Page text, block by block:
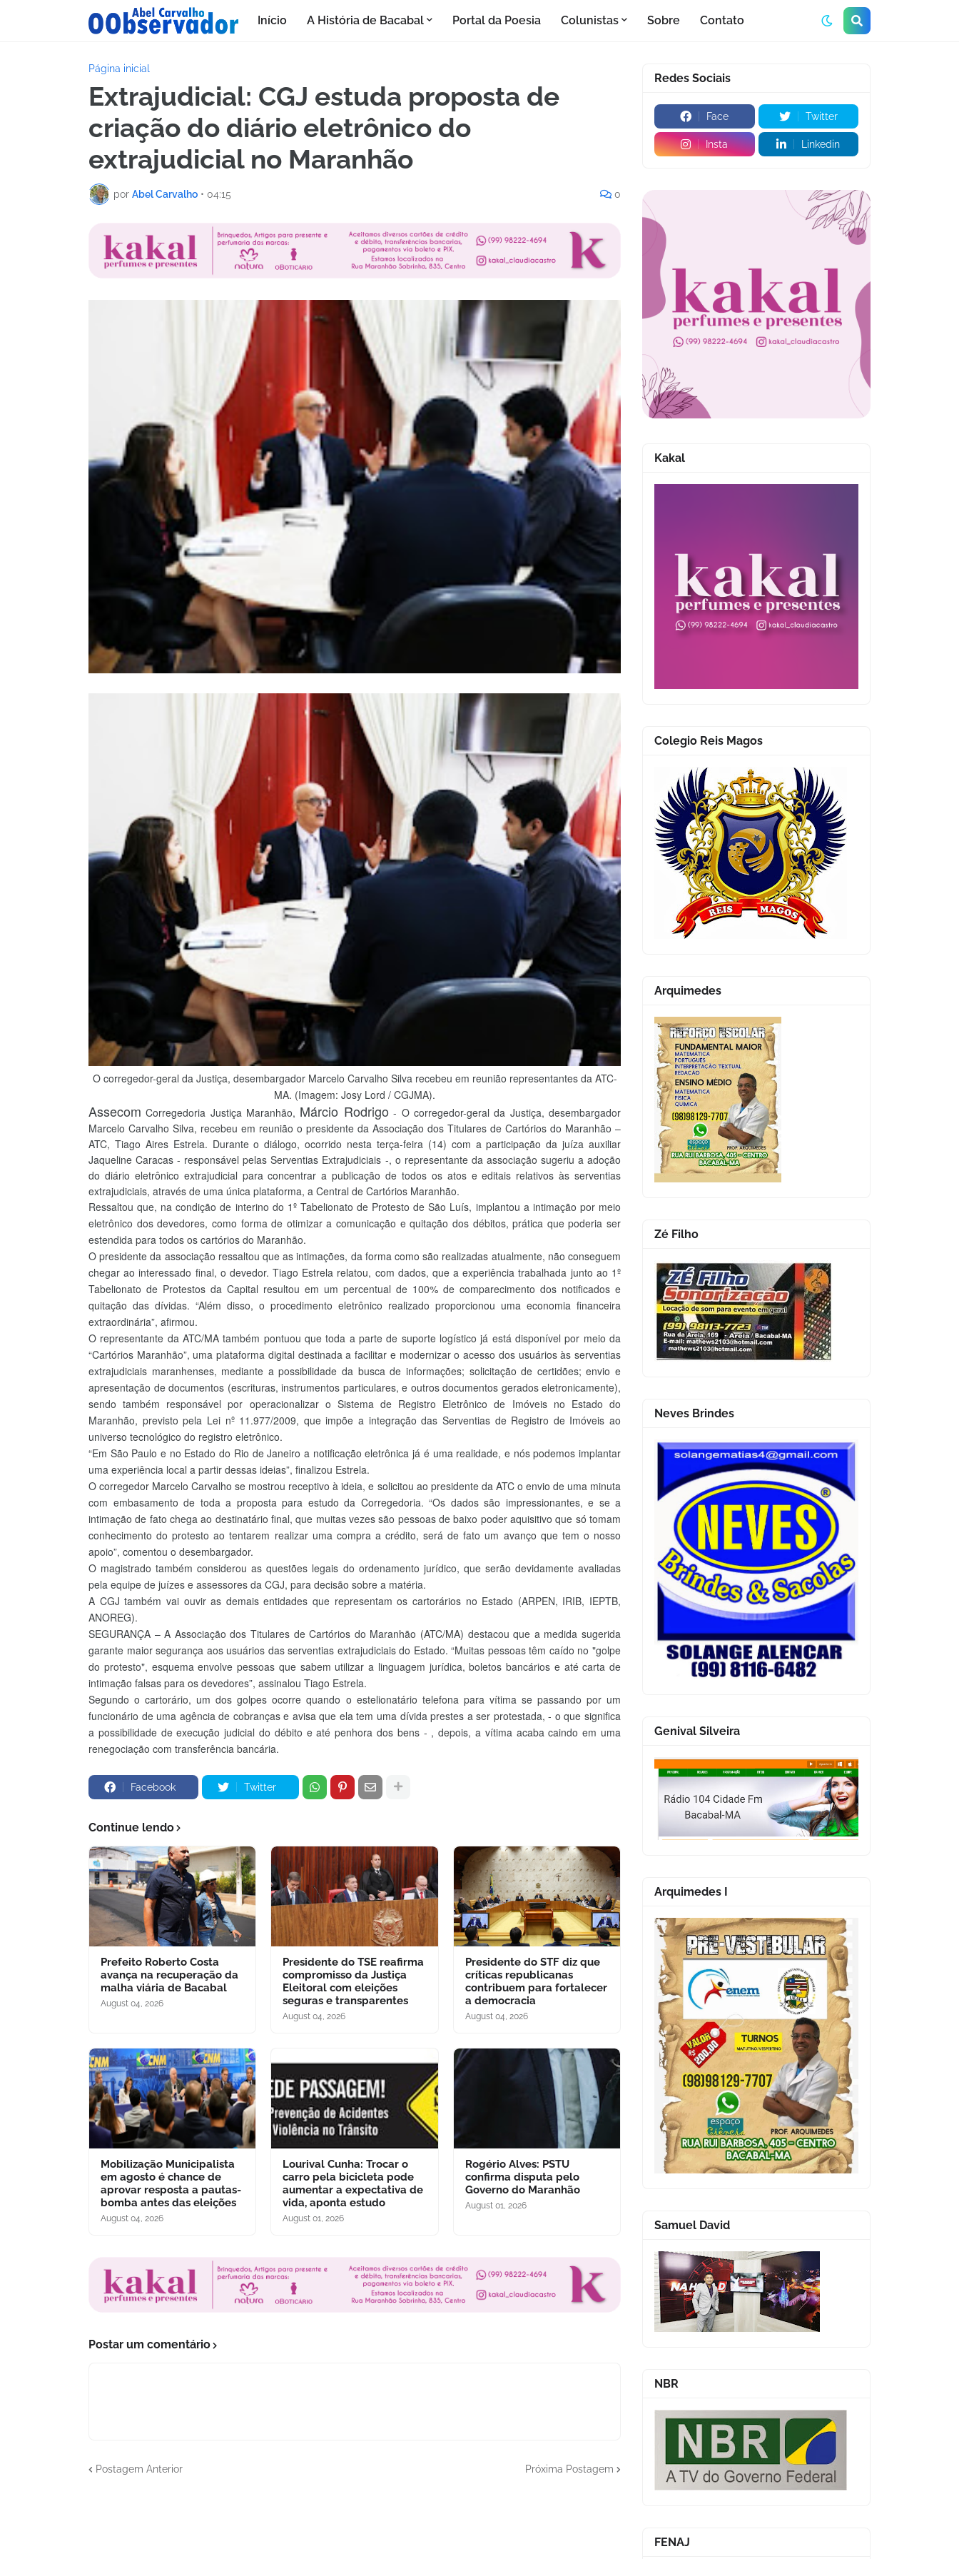
Início A História de Bacabal Portal da Poesia Colunistas Sobre Contato
Página inicial
Extrajudicial: CGJ estuda proposta de
criação do diário eletrônico do
extrajudicial no Maranhão
por Abel Carvalho • 04:15 0
O corregedor-geral da Justiça, desembargador Marcelo Carvalho Silva recebeu em reunião representantes da ATC-
MA. (Imagem: Josy Lord / CGJMA).
Assecom Corregedoria Justiça Maranhão, Márcio Rodrigo - O corregedor-geral da Justiça, desembargador
Marcelo Carvalho Silva, recebeu em reunião o presidente da Associação dos Titulares de Cartórios do Maranhão –
ATC, Tiago Aires Estrela. Durante o diálogo, ocorrido nesta terça-feira (14) com a participação da juíza auxiliar
Jaqueline Caracas - responsável pelas Serventias Extrajudiciais -, o representante da associação sugeriu a adoção
do diário eletrônico extrajudicial para concentrar a publicação de todos os atos e editais relativos às serventias
extrajudiciais, através de uma única plataforma, a Central de Cartórios Maranhão.
Ressaltou que, na condição de interino do 1º Tabelionato de Protesto de São Luís, implantou a intimação por meio
eletrônico dos devedores, como forma de otimizar a comunicação e quitação dos débitos, prática que poderia ser
estendida para todos os cartórios do Maranhão.
O presidente da associação ressaltou que as intimações, da forma como são realizadas atualmente, não conseguem
chegar ao interessado final, o devedor. Tiago Estrela relatou, com dados, que a experiência trabalhada junto ao 1º
Tabelionato de Protestos da Capital resultou em um percentual de 100% de comparecimento dos notificados e
quitação das dívidas. “Além disso, o procedimento eletrônico realizado proporcionou uma economia financeira
extraordinária”, afirmou.
O representante da ATC/MA também pontuou que toda a parte de suporte logístico já está disponível por meio da
“Cartórios Maranhão”, uma plataforma digital destinada a facilitar e modernizar o acesso dos usuários às serventias
extrajudiciais maranhenses, mediante a possibilidade da busca de informações; solicitação de certidões; envio e
apresentação de documentos (escrituras, instrumentos particulares, e outros documentos gerados eletronicamente),
sendo também responsável por operacionalizar o Sistema de Registro Eletrônico de Imóveis no Estado do
Maranhão, previsto pela Lei nº 11.977/2009, que impõe a integração das Serventias de Registro de Imóveis ao
universo tecnológico do registro eletrônico.
“Em São Paulo e no Estado do Rio de Janeiro a notificação eletrônica já é uma realidade, e nós podemos implantar
uma experiência local a partir dessas ideias”, finalizou Estrela.
O corregedor Marcelo Carvalho se mostrou receptivo à ideia, e solicitou ao presidente da ATC o envio de uma minuta
com embasamento de toda a proposta para estudo da Corregedoria. “Os dados são impressionantes, e se a
intimação de fato chega ao destinatário final, que muitas vezes são pessoas de baixo poder aquisitivo que só tomam
conhecimento do protesto ao tentarem realizar uma compra a crédito, será de fato um avanço que tem o nosso
apoio”, comentou o desembargador.
O magistrado também considerou as questões legais do ordenamento jurídico, que serão devidamente avaliadas
pela equipe de juízes e assessores da CGJ, para decisão sobre a matéria.
A CGJ também vai ouvir as demais entidades que representam os cartorários no Estado (ARPEN, IRIB, IEPTB,
ANOREG).
SEGURANÇA – A Associação dos Titulares de Cartórios do Maranhão (ATC/MA) destacou que a medida sugerida
garante maior segurança aos usuários das serventias extrajudiciais do Estado. “Muitas pessoas têm caído no "golpe
do protesto", esquema envolve pessoas que sabem utilizar a linguagem jurídica, boletos bancários e até carta de
intimação falsas para os devedores”, assinalou Tiago Estrela.
Segundo o cartorário, um dos golpes ocorre quando o estelionatário telefona para vítima se passando por um
funcionário de uma agência de cobranças e avisa que ela tem uma dívida prestes a ser protestada, - o que significa
a possibilidade de execução judicial do débito e até penhora dos bens - , depois, a vítima acaba caindo em uma
renegociação com transferência bancária.
Facebook Twitter
Continue lendo
Prefeito Roberto Costa
avança na recuperação da
malha viária de Bacabal
August 04, 2026
Presidente do TSE reafirma
compromisso da Justiça
Eleitoral com eleições
seguras e transparentes
August 04, 2026
Presidente do STF diz que
críticas republicanas
contribuem para fortalecer
a democracia
August 04, 2026
Mobilização Municipalista
em agosto é chance de
aprovar resposta a pautas-
bomba antes das eleições
August 04, 2026
Lourival Cunha: Trocar o
carro pela bicicleta pode
aumentar a expectativa de
vida, aponta estudo
August 01, 2026
Rogério Alves: PSTU
confirma disputa pelo
Governo do Maranhão
August 01, 2026
Postar um comentário
Postagem Anterior Próxima Postagem
Redes Sociais
Face Twitter
Insta Linkedin
Kakal
Colegio Reis Magos
Arquimedes
Zé Filho
Neves Brindes
Genival Silveira
Arquimedes I
Samuel David
NBR
FENAJ